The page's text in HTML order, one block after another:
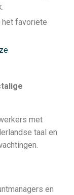
het favoriete
met
taal en
en